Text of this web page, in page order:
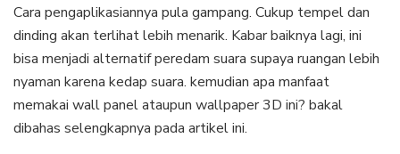
Cara pengaplikasiannya pula gampang. Cukup tempel dan
dinding akan terlihat lebih menarik. Kabar baiknya lagi, ini
bisa menjadi alternatif peredam suara supaya ruangan lebih
nyaman karena kedap suara. kemudian apa manfaat
memakai wall panel ataupun wallpaper 3D ini? bakal
dibahas selengkapnya pada artikel ini.